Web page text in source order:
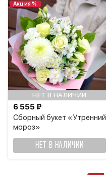
НЕТ В НАЛИЧИИ
Акция %
Сборный букет «Утренний
мороз»
6 555 ₽
НЕТ В НАЛИЧИИ